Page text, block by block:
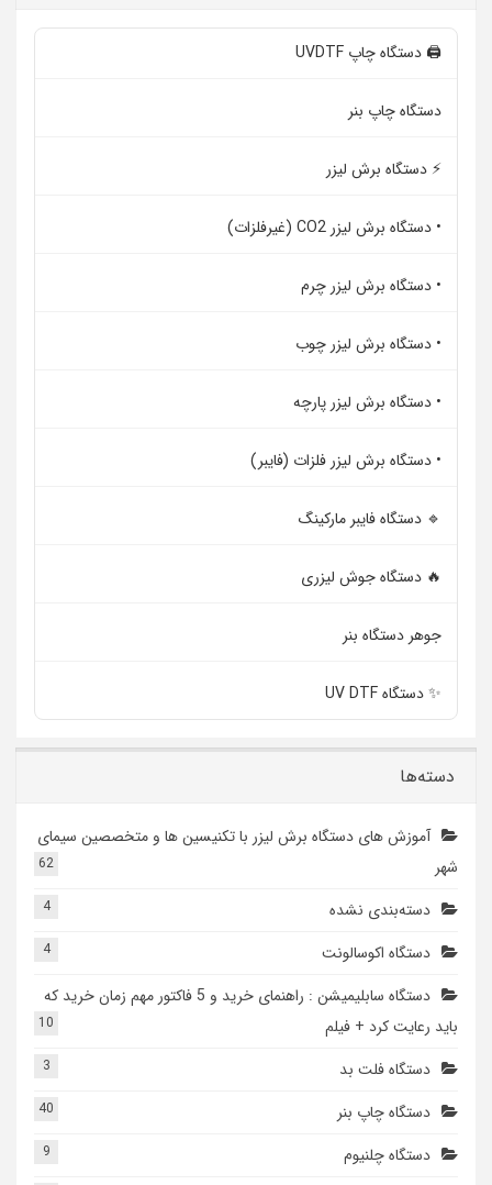
🖨️ دستگاه چاپ UVDTF
دستگاه چاپ بنر
⚡ دستگاه برش لیزر
• دستگاه برش لیزر CO2 (غیرفلزات)
• دستگاه برش لیزر چرم
• دستگاه برش لیزر چوب
• دستگاه برش لیزر پارچه
• دستگاه برش لیزر فلزات (فایبر)
🔹 دستگاه فایبر مارکینگ
🔥 دستگاه جوش لیزری
جوهر دستگاه بنر
✨ دستگاه UV DTF
دسته‌ها
آموزش های دستگاه برش لیزر با تکنیسین ها و متخصصین سیمای
شهر
62
دسته‌بندی نشده 4
دستگاه اکوسالونت 4
دستگاه سابلیمیشن : راهنمای خرید و 5 فاکتور مهم زمان خرید که
باید رعایت کرد + فیلم
10
دستگاه فلت بد 3
دستگاه چاپ بنر 40
دستگاه چلنیوم 9